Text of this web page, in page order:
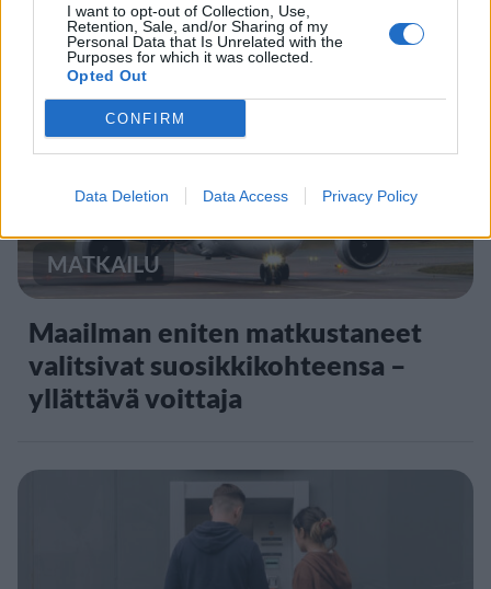
I want to opt-out of Collection, Use,
Retention, Sale, and/or Sharing of my
Personal Data that Is Unrelated with the
Purposes for which it was collected.
Opted Out
CONFIRM
Data Deletion Data Access Privacy Policy
5
MATKAILU
Maailman eniten matkustaneet
valitsivat suosikkikohteensa –
yllättävä voittaja